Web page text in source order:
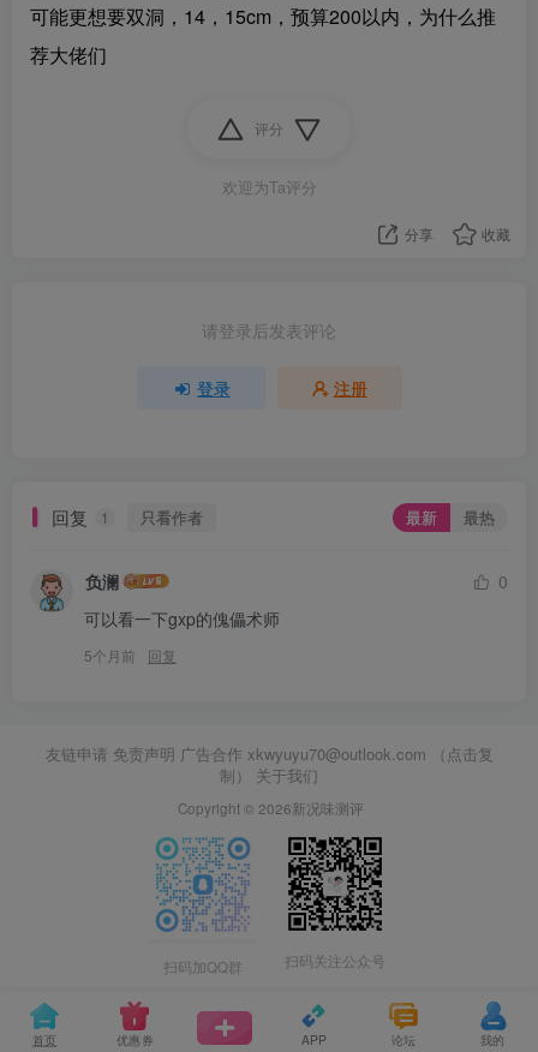
可能更想要双洞，14，15cm，预算200以内，为什么推
荐大佬们
评分
欢迎为Ta评分
分享 收藏
请登录后发表评论
登录 注册
回复 1 只看作者 最新 最热
负澜
0
可以看一下gxp的傀儡术师
5个月前 回复
友链申请 免责声明 广告合作 xkwyuyu70@outlook.com （点击复
制） 关于我们
Copyright © 2026新况味测评
扫码加QQ群 扫码关注公众号
首页 优惠券 APP 论坛 我的